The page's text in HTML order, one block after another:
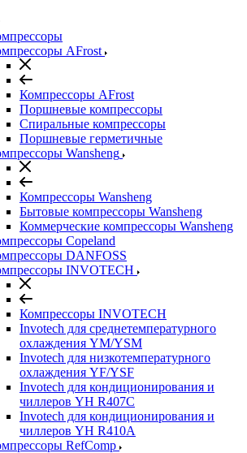
AFrost
Компрессоры AFrost
Поршневые компрессоры
Спиральные компрессоры
Поршневые герметичные
Wansheng
Компрессоры Wansheng
Бытовые компрессоры Wansheng
Коммерческие компрессоры Wansheng
Copeland
DANFOSS
INVOTECH
Компрессоры INVOTECH
Invotech для среднетемпературного
охлаждения YM/YSM
Invotech для низкотемпературного
охлаждения YF/YSF
Invotech для кондиционирования и
чиллеров YH R407C
Invotech для кондиционирования и
чиллеров YH R410A
RefComp